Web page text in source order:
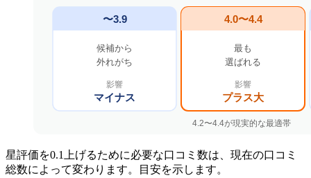
星評価を0.1上げるために必要な口コミ数は、現在の口コミ
総数によって変わります。目安を示します。